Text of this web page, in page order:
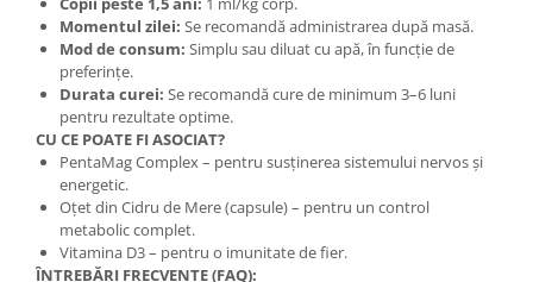
Momentul zilei: Se recomandă administrarea după masă.
Mod de consum: Simplu sau diluat cu apă, în funcție de
preferințe.
Durata curei: Se recomandă cure de minimum 3–6 luni
pentru rezultate optime.
CU CE POATE FI ASOCIAT?
PentaMag Complex – pentru susținerea sistemului nervos și
energetic.
Oțet din Cidru de Mere (capsule) – pentru un control
metabolic complet.
Vitamina D3 – pentru o imunitate de fier.
ÎNTREBĂRI FRECVENTE (FAQ):